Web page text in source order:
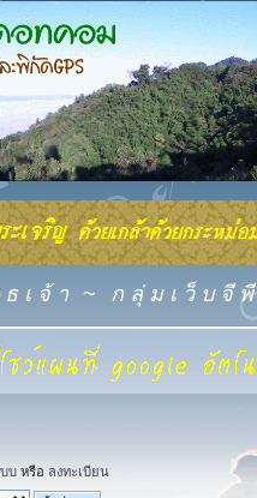
เ จ้ า ~ ก ลุ่ ม เ ว็ บ จี
บ หรือ ลงทะเบียน